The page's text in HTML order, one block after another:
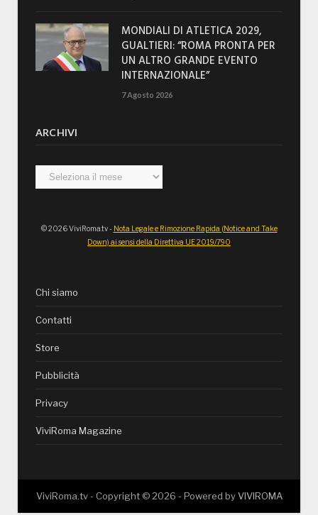
MONDIALI DI ATLETICA 2029,
GUALTIERI: “ROMA PRONTA PER
UN ALTRO GRANDE EVENTO
INTERNAZIONALE”
7 Agosto 2026
ARCHIVI
Archivi
© 2026 ViviRoma.tv - Nota Legale e Rimozione Rapida (Notice and Take
Down) ai sensi della Direttiva UE 2019/790
Chi siamo
Contatti
Store
Pubblicità
Privacy
ViviRoma Magazine
ViviRoma.tv - Copyright © 2026 - Powered byVIVIROMA